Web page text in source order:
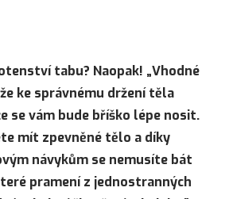
tabu? Naopak! „Vhodné
ke správnému držení těla
se vám bude bříško lépe nosit.
mít zpevněné tělo a díky
návykům se nemusíte bát
pramení z jednostranných